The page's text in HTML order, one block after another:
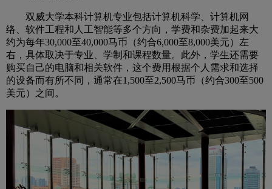
双威大学本科计算机专业包括计算机科学、计算机网
络、软件工程和人工智能等多个方向，学费和杂费加起来大
约为每年30,000至40,000马币（约合6,000至8,000美元）左
右，具体取决于专业、学制和课程数量。此外，学生还需要
购买自己的电脑和相关软件，这个费用根据个人需求和选择
的设备而有所不同，通常在1,500至2,500马币（约合300至500
美元）之间。